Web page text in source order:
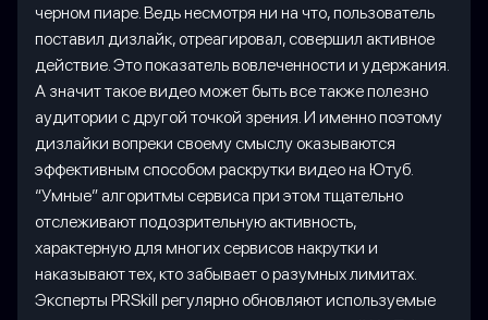
черном пиаре. Ведь несмотря ни на что, пользователь
поставил дизлайк, отреагировал, совершил активное
действие. Это показатель вовлеченности и удержания.
А значит такое видео может быть все также полезно
аудитории с другой точкой зрения. И именно поэтому
дизлайки вопреки своему смыслу оказываются
эффективным способом раскрутки видео на Ютуб.
“Умные” алгоритмы сервиса при этом тщательно
отслеживают подозрительную активность,
характерную для многих сервисов накрутки и
наказывают тех, кто забывает о разумных лимитах.
Эксперты PRSkill регулярно обновляют используемые